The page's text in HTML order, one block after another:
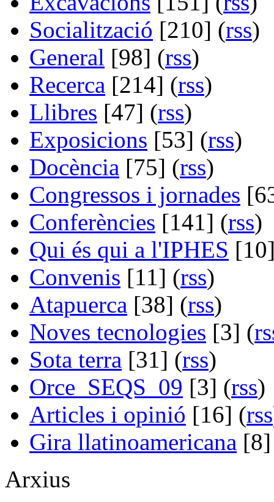
Socialització [210] (rss)
General [98] (rss)
Recerca [214] (rss)
Llibres [47] (rss)
Exposicions [53] (rss)
Docència [75] (rss)
Congressos i jornades
Conferències [141] (rss)
Qui és qui a l'IPHES
Convenis [11] (rss)
Atapuerca [38] (rss)
Noves tecnologies [3] (
Sota terra [31] (rss)
Orce_SEQS_09 [3] (rss)
Articles i opinió [16] (rss
Gira llatinoamericana
Arxius